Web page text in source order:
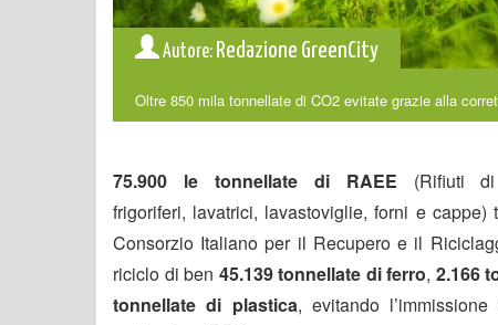
Autore: Redazione GreenCity
Oltre 850 mila tonnellate di CO2 evitate grazie alla
75.900 le tonnellate di RAEE (Rifiuti di
frigoriferi, lavatrici, lavastoviglie, forni e cappe)
Consorzio Italiano per il Recupero e il
riciclo di ben 45.139 tonnellate di ferro, 2.166
tonnellate di plastica, evitando